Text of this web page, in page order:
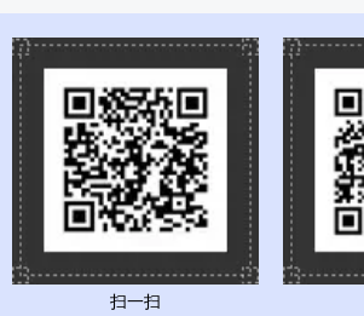
扫一扫